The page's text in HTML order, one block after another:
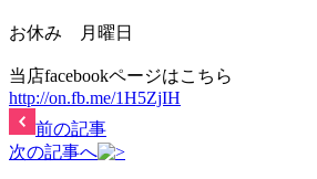
お休み 月曜日
当店facebookページはこちら
http://on.fb.me/1H5ZjIH
前の記事
次の記事へ